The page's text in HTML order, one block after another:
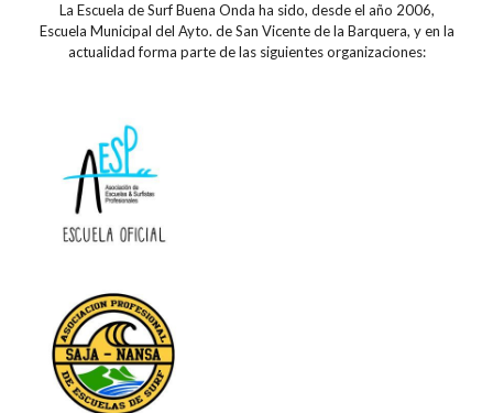
La Escuela de Surf Buena Onda ha sido, desde el año 2006,
Escuela Municipal del Ayto. de San Vicente de la Barquera, y en la
actualidad forma parte de las siguientes organizaciones: